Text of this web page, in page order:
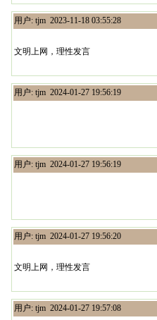
用户: tjm 2023-11-18 03:55:28
文明上网，理性发言
用户: tjm 2024-01-27 19:56:19
用户: tjm 2024-01-27 19:56:19
用户: tjm 2024-01-27 19:56:20
文明上网，理性发言
用户: tjm 2024-01-27 19:57:08